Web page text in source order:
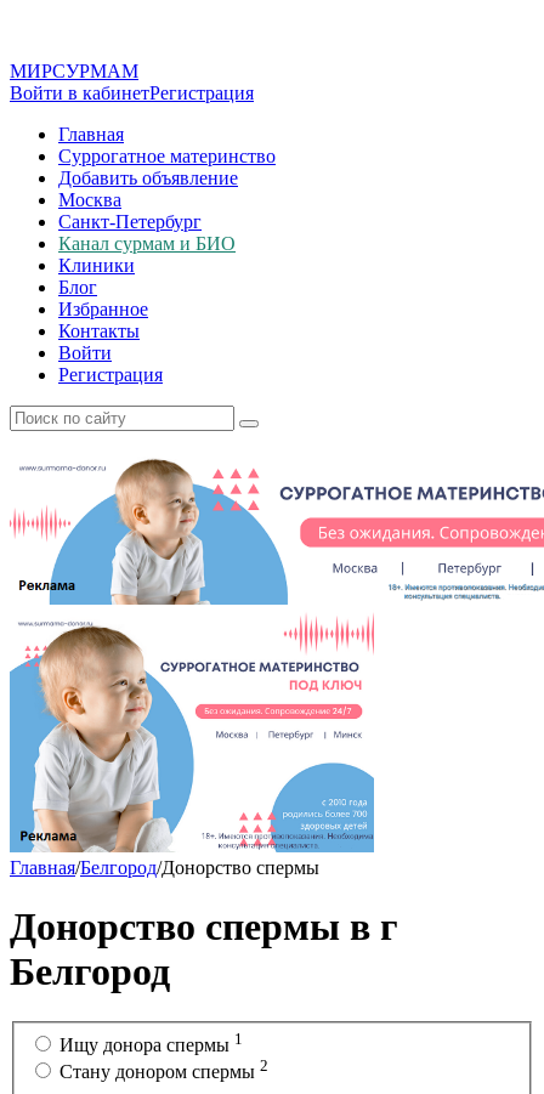
МИРСУРМАМ
Войти в кабинетРегистрация
Главная
Суррогатное материнство
Добавить объявление
Москва
Санкт-Петербург
Канал сурмам и БИО
Клиники
Блог
Избранное
Контакты
Войти
Регистрация
Главная/Белгород/Донорство спермы
Донорство спермы в г
Белгород
Ищу донора спермы 1
Стану донором спермы 2